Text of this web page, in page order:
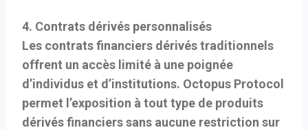
4. Contrats dérivés personnalisés
Les contrats financiers dérivés traditionnels
offrent un accès limité à une poignée
d’individus et d’institutions. Octopus Protocol
permet l’exposition à tout type de produits
dérivés financiers sans aucune restriction sur